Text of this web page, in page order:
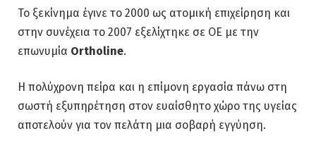
Το ξεκίνημα έγινε το 2000 ως ατομική επιχείρηση και
στην συνέχεια το 2007 εξελίχτηκε σε ΟΕ με την
επωνυμία Ortholine.
Η πολύχρονη πείρα και η επίμονη εργασία πάνω στη
σωστή εξυπηρέτηση στον ευαίσθητο χώρο της υγείας
αποτελούν για τον πελάτη μια σοβαρή εγγύηση.